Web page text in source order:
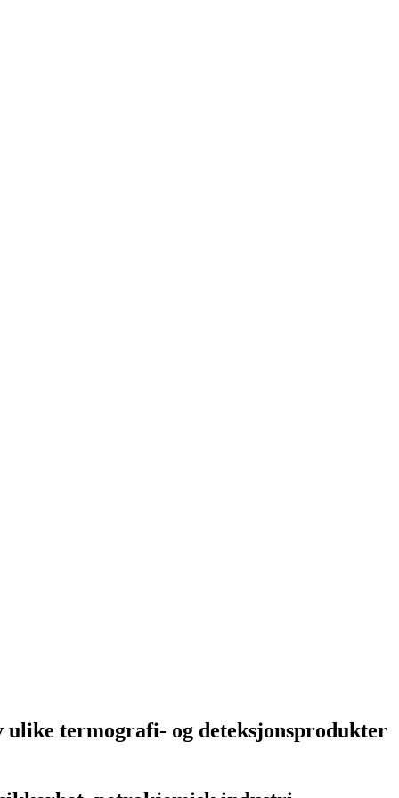
ulike termografi- og deteksjonsprodukter